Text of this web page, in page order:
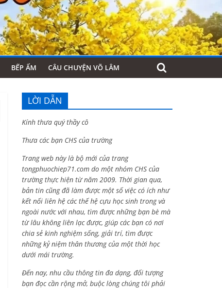
BẾP ẤM CÂU CHUYỆN VÕ LÂM
LỜI DẪN
Kính thưa quý thầy cô
Thưa các bạn CHS của trường
Trang web này là bộ mới của trang
tongphuochiep71.com do một nhóm CHS của
trường thực hiện từ năm 2009. Thời gian qua,
bản tin cũng đã làm được một số việc có ích như
kết nối liên hệ các thế hệ cựu học sinh trong và
ngoài nước với nhau, tìm được những bạn bè mà
từ lâu không liên lạc được, giúp các bạn có nơi
chia sẻ kinh nghiệm sống, giải trí, tìm được
những kỷ niệm thân thương của một thời học
dưới mái trường.
Đến nay, nhu cầu thông tin đa dạng, đối tượng
bạn đọc cần rộng mở, buộc lòng chúng tôi phải